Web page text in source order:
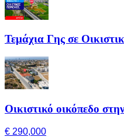
Τεμάχια Γης σε
Οικιστικό οικόπεδο
€ 290,000